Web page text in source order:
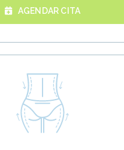
AGENDAR CITA